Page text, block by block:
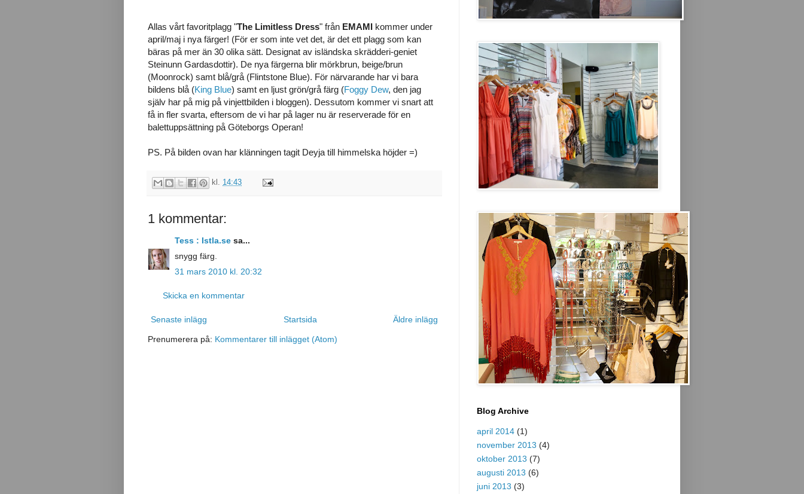
Allas vårt favoritplagg "The Limitless Dress" från EMAMI kommer under
april/maj i nya färger! (För er som inte vet det, är det ett plagg som kan
bäras på mer än 30 olika sätt. Designat av isländska skrädderi-geniet
Steinunn Gardasdottir). De nya färgerna blir mörkbrun, beige/brun
(Moonrock) samt blå/grå (Flintstone Blue). För närvarande har vi bara
bildens blå (King Blue) samt en ljust grön/grå färg (Foggy Dew, den jag
själv har på mig på vinjettbilden i bloggen). Dessutom kommer vi snart att
få in fler svarta, eftersom de vi har på lager nu är reserverade för en
balettuppsättning på Göteborgs Operan!
PS. På bilden ovan har klänningen tagit Deyja till himmelska höjder =)
kl. 14:43
1 kommentar:
Tess : Istla.se sa...
snygg färg.
31 mars 2010 kl. 20:32
Skicka en kommentar
Senaste inlägg Äldre inlägg
Startsida
Prenumerera på: Kommentarer till inlägget (Atom)
Blog Archive
april 2014 (1)
november 2013 (4)
oktober 2013 (7)
augusti 2013 (6)
juni 2013 (3)